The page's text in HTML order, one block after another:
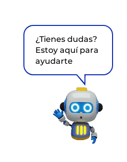
¿Tienes dudas?
Estoy aquí para
ayudarte